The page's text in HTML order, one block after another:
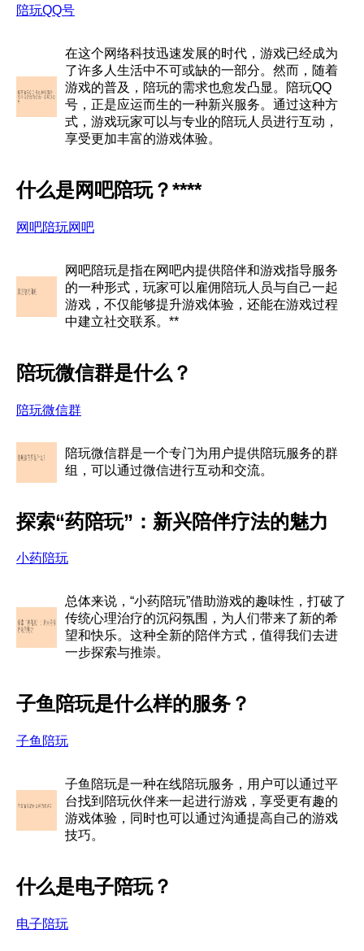
陪玩QQ号
在这个网络科技迅速发展的时代，游戏已经成为
了许多人生活中不可或缺的一部分。然而，随着
游戏的普及，陪玩的需求也愈发凸显。陪玩QQ
号，正是应运而生的一种新兴服务。通过这种方
式，游戏玩家可以与专业的陪玩人员进行互动，
享受更加丰富的游戏体验。
什么是网吧陪玩？****
网吧陪玩网吧
网吧陪玩是指在网吧内提供陪伴和游戏指导服务
的一种形式，玩家可以雇佣陪玩人员与自己一起
游戏，不仅能够提升游戏体验，还能在游戏过程
中建立社交联系。**
陪玩微信群是什么？
陪玩微信群
陪玩微信群是一个专门为用户提供陪玩服务的群
组，可以通过微信进行互动和交流。
探索“药陪玩”：新兴陪伴疗法的魅力
小药陪玩
总体来说，“小药陪玩”借助游戏的趣味性，打破了
传统心理治疗的沉闷氛围，为人们带来了新的希
望和快乐。这种全新的陪伴方式，值得我们去进
一步探索与推崇。
子鱼陪玩是什么样的服务？
子鱼陪玩
子鱼陪玩是一种在线陪玩服务，用户可以通过平
台找到陪玩伙伴来一起进行游戏，享受更有趣的
游戏体验，同时也可以通过沟通提高自己的游戏
技巧。
什么是电子陪玩？
电子陪玩